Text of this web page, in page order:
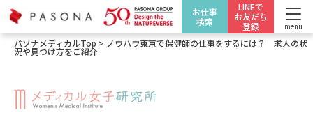
お仕事
検索
LINEで
お友だち
登録
menu
パソナメディカルTop > ノウハウ東京で保健師の仕事をするには？ 求人の状
況や見つけ方をご紹介